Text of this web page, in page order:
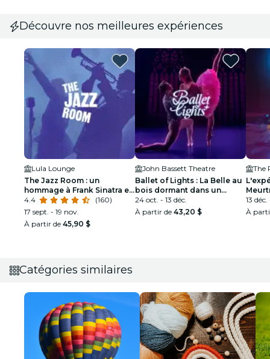
Découvre nos meilleures expériences
Lula Lounge
The Jazz Room : un
hommage à Frank Sinatra et
Louis Armstrong
4.4
(160)
17 sept. - 19 nov.
À partir de 45,90 $
John Bassett Theatre
Ballet of Lights : La Belle au
bois dormant dans un
spectacle étincelant
24 oct. - 13 déc.
À partir de 43,20 $
The
13
À
Catégories similaires